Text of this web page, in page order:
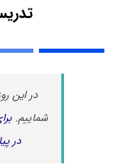
در این
شماییم.
در